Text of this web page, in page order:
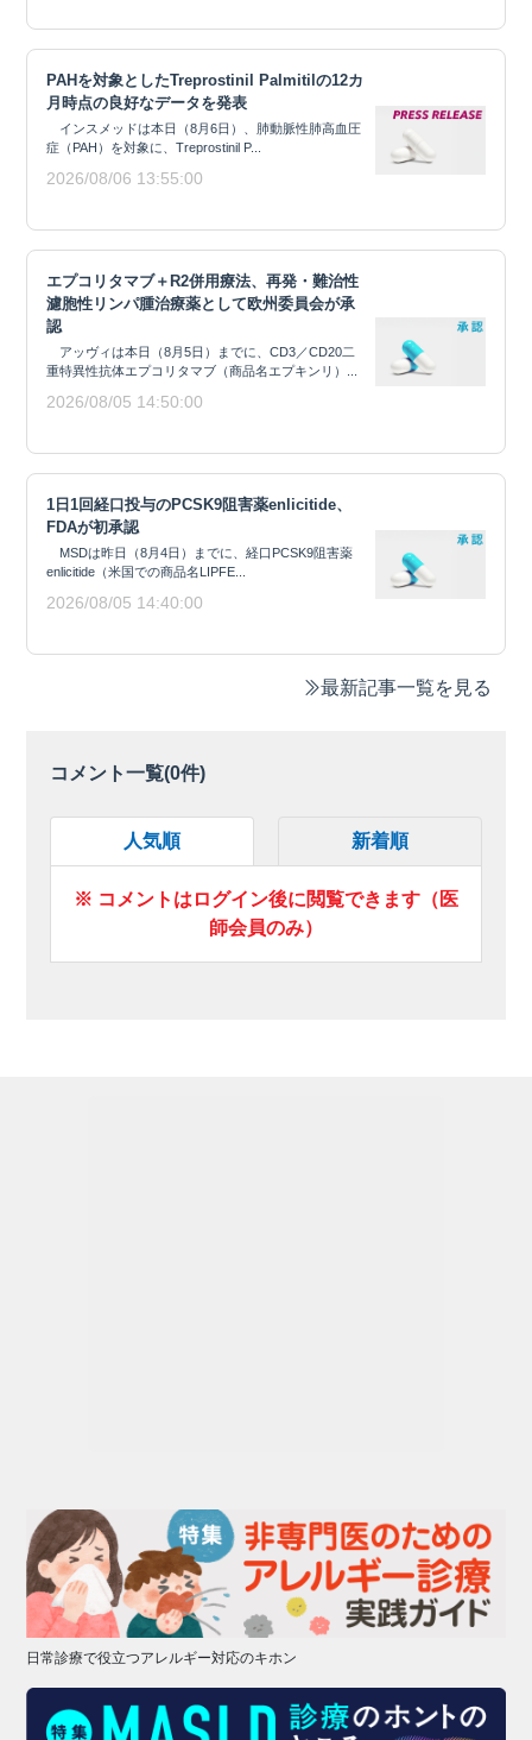
PAHを対象としたTreprostinil Palmitilの12カ
月時点の良好なデータを発表
インスメッドは本日（8月6日）、肺動脈性肺高血圧
症（PAH）を対象に、Treprostinil P...
2026/08/06 13:55:00
エプコリタマブ＋R2併用療法、再発・難治性
濾胞性リンパ腫治療薬として欧州委員会が承
認
アッヴィは本日（8月5日）までに、CD3／CD20二
重特異性抗体エプコリタマブ（商品名エプキンリ）...
2026/08/05 14:50:00
1日1回経口投与のPCSK9阻害薬enlicitide、
FDAが初承認
MSDは昨日（8月4日）までに、経口PCSK9阻害薬
enlicitide（米国での商品名LIPFE...
2026/08/05 14:40:00
最新記事一覧を見る
コメント一覧(0件)
人気順 新着順
※ コメントはログイン後に閲覧できます（医
師会員のみ）
日常診療で役立つアレルギー対応のキホン